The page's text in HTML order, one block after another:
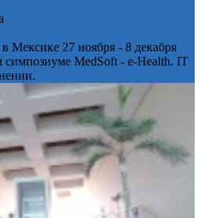
Мексике 27 ноября - 8 декабря
MedSoft - e-Health. IT